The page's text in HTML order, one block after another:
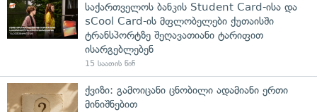
საქართველოს ბანკის Student Card-ისა და
sCool Card-ის მფლობელები ქუთაისში
ტრანსპორტზე შეღავათიანი ტარიფით
ისარგებლებენ
15 საათის წინ
ქვიზი: გამოიცანი ცნობილი ადამიანი ერთი
მინიშნებით